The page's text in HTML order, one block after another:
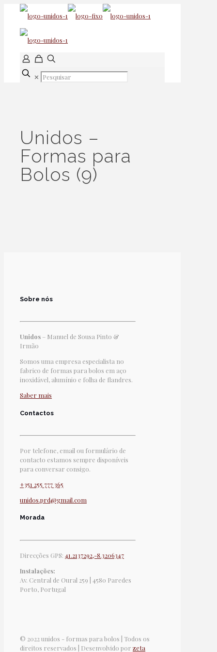
✕
Unidos –
Formas para
Bolos (9)
Sobre nós
Unidos – Manuel de Sousa Pinto &
Irmão
Somos uma empresa especialista no
fabrico de formas para bolos em aço
inoxidável, alumínio e folha de flandres.
Saber mais
Contactos
Por telefone, email ou formulário de
contacto estamos sempre disponíveis
para conversar consigo.
+351 255 777 365
unidos.prd@gmail.com
Morada
Direcções GPS: 41.2137292,-8.3206347
Instalações:
Av. Central de Oural 259 | 4580 Paredes
Porto, Portugal
© 2022 unidos - formas para bolos | Todos os
direitos reservados | Desenvolvido por zeta